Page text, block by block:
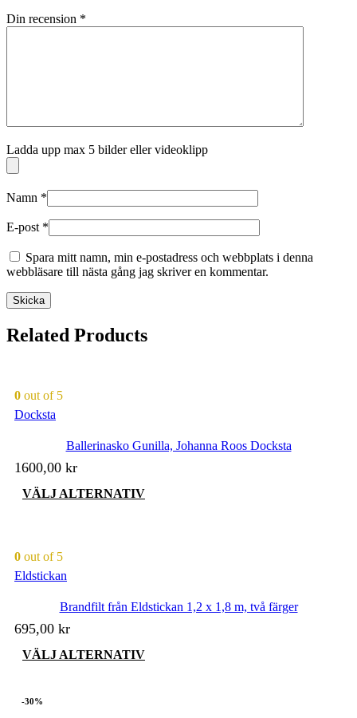
Din recension *
Ladda upp max 5 bilder eller videoklipp
Namn *
E-post *
Spara mitt namn, min e-postadress och webbplats i denna
webbläsare till nästa gång jag skriver en kommentar.
Related Products
0 out of 5
Docksta
Ballerinasko Gunilla, Johanna Roos Docksta
1600,00 kr
VÄLJ ALTERNATIV
alternativen
0 out of 5
Eldstickan
Brandfilt från Eldstickan 1,2 x 1,8 m, två färger
695,00 kr
VÄLJ ALTERNATIV
-30%